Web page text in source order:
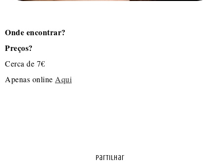
Onde encontrar?
Preços?
Cerca de 7€
Apenas online Aqui
partilhar